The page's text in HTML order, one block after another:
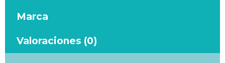
Marca
Valoraciones (0)